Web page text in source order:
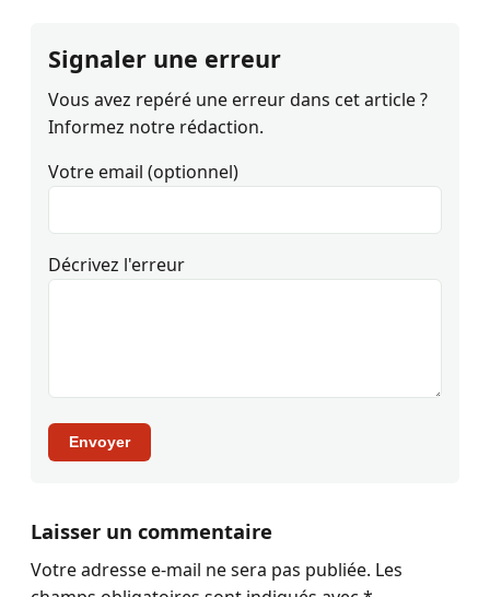
Signaler une erreur
Vous avez repéré une erreur dans cet article ?
Informez notre rédaction.
Votre email (optionnel)
Décrivez l'erreur
Envoyer
Laisser un commentaire
Votre adresse e-mail ne sera pas publiée. Les